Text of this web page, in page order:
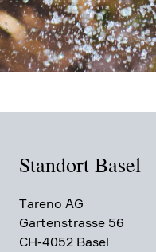
Standort Basel
Tareno AG
Garten­strasse 56
CH-4052 Basel